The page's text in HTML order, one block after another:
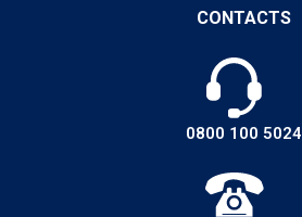
CONTACTS
0800 100 5024